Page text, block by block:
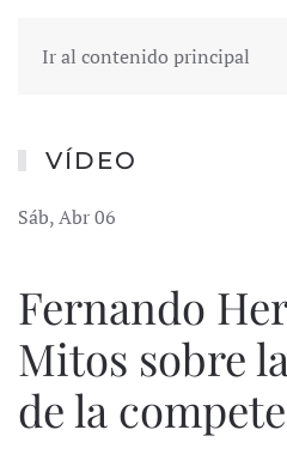
Ir al contenido principal
VÍDEO
Sáb, Abr 06
Fernando
Mitos sobre
de la